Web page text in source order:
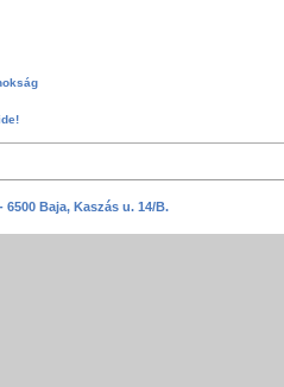
Baja, Kaszás u. 14/B.